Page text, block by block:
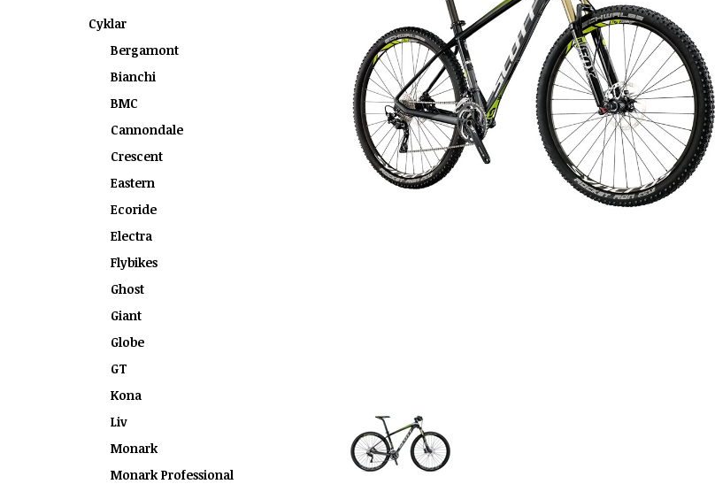
Cyklar
Bergamont
Bianchi
BMC
Cannondale
Crescent
Eastern
Ecoride
Electra
Flybikes
Ghost
Giant
Globe
GT
Kona
Liv
Monark
Monark Professional